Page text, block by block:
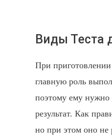
Виды Теста
При
главную роль
поэтому ему нужно
результат. Как
но при этом оно не